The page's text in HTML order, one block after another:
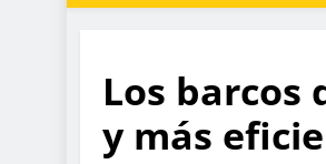
Los barcos
y más